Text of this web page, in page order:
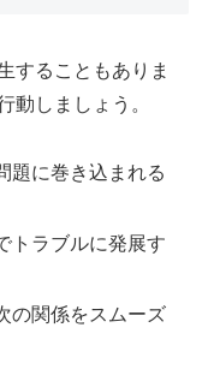
することもありま
動しましょう。
題に巻き込まれる
トラブルに発展す
の関係をスムーズ